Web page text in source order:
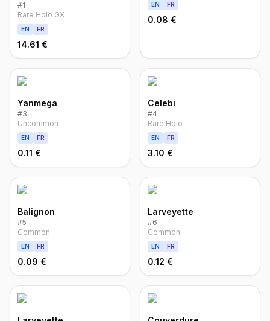
#1
Rare Holo GX
EN FR
14.61 €
EN FR
0.08 €
Yanmega
#3
Uncommon
EN FR
0.11 €
Celebi
#4
Rare Holo
EN FR
3.10 €
Balignon
#5
Common
EN FR
0.09 €
Larveyette
#6
Common
EN FR
0.12 €